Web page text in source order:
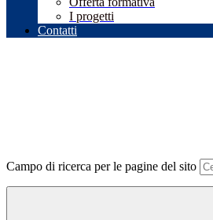
I progetti
Contatti
Campo di ricerca per le pagine del sito